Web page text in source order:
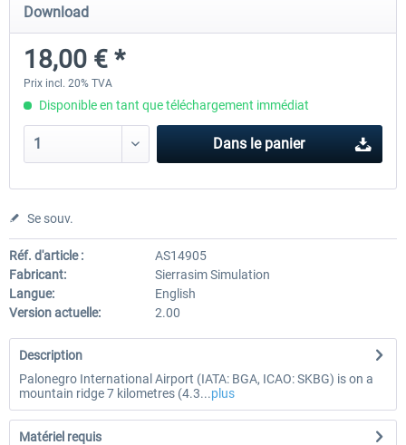
Download
18,00 € *
Prix incl. 20% TVA
Disponible en tant que téléchargement immédiat
Dans le panier
Se souv.
Réf. d'article :
AS14905
Fabricant:
Sierrasim Simulation
Langue:
English
Version actuelle:
2.00
Description
Palonegro International Airport (IATA: BGA, ICAO: SKBG) is on a
mountain ridge 7 kilometres (4.3...plus
Matériel requis